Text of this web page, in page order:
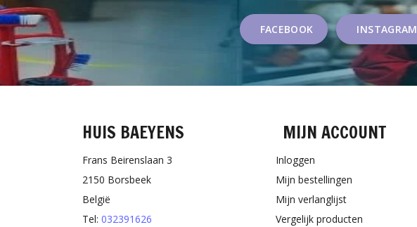
FACEBOOK INSTAGRAM
HUIS BAEYENS
Frans Beirenslaan 3
2150 Borsbeek
België
Tel: 032391626
MIJN ACCOUNT
Inloggen
Mijn bestellingen
Mijn verlanglijst
Vergelijk producten